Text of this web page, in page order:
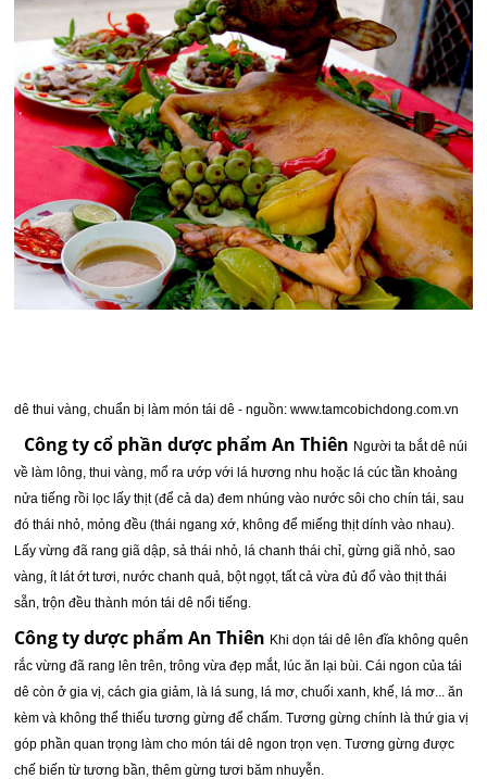
dê thui vàng, chuẩn bị làm món tái dê - nguồn: www.tamcobichdong.com.vn
Công ty cổ phần dược phẩm An Thiên Người ta bắt dê núi
về làm lông, thui vàng, mổ ra ướp với lá hương nhu hoặc lá cúc tần khoảng
nửa tiếng rồi lọc lấy thịt (để cả da) đem nhúng vào nước sôi cho chín tái, sau
đó thái nhỏ, mỏng đều (thái ngang xớ, không để miếng thịt dính vào nhau).
Lấy vừng đã rang giã dập, sả thái nhỏ, lá chanh thái chỉ, gừng giã nhỏ, sao
vàng, ít lát ớt tươi, nước chanh quả, bột ngọt, tất cả vừa đủ đổ vào thịt thái
sẵn, trộn đều thành món tái dê nổi tiếng.
Công ty dược phẩm An Thiên Khi dọn tái dê lên đĩa không quên
rắc vừng đã rang lên trên, trông vừa đẹp mắt, lúc ăn lại bùi. Cái ngon của tái
dê còn ở gia vị, cách gia giảm, là lá sung, lá mơ, chuối xanh, khế, lá mơ... ăn
kèm và không thể thiếu tương gừng để chấm. Tương gừng chính là thứ gia vị
góp phần quan trọng làm cho món tái dê ngon trọn vẹn. Tương gừng được
chế biến từ tương bần, thêm gừng tươi băm nhuyễn.